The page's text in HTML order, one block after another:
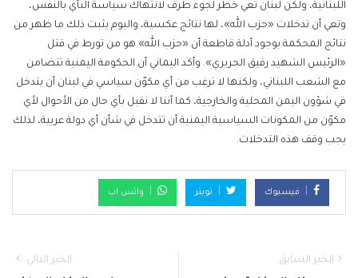
اللبنانية، ولكن لبنان تعي خطر لجوء طرف لانتهاك سياسة النأي بالنفس،
وتعي أن تدخلات «حزب الله»، لها نتائج عكسية، واليوم يثبت ذلك ما ظهر من
نتائج المحكمة بوجود أدلة قاطعة أن «حزب الله» هو من تورط في قتل
«الرئيس الشهيد رفيق الحريري». وأكد اليماني أن الحكومة اليمنية تتضامن
مع الشعب اللبناني، ولكنها لا ترغب من أي مكوّن سياسي في لبنان أن يتدخل
في شؤون اليمن المحلية والخارجية، كما أننا لا نقبل بأي حال من الأحوال لأي
مكوّن من المكونات السياسية اليمنية أن تتدخل في شأن أي دولة عربية، لذلك
يجب وقف هذه التدخلات.
فيسبوك تويتر واتس اب
الخبر السابق الخبر التالي